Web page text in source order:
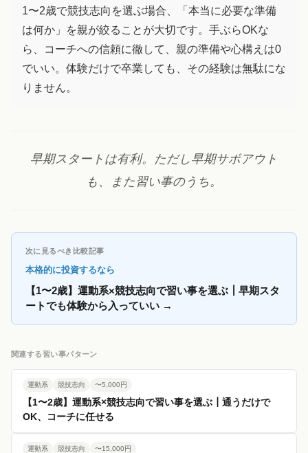
1〜2歳で競技志向を選ぶ場合、「本当に必要な準備
は何か」を親が絞ることが大切です。手ぶらOKな
ら、コーチへの信頼に徹して、親の準備や心構えは0
でいい。体験だけで卒業しても、その経験は無駄にな
りません。
早期スタートは有利。ただし早期サボアウト
も、また習い事のうち。
次に見るべき比較記事
本格的に投資するなら
【1〜2歳】運動系×競技志向で習い事を選ぶ┃早期スタ
ートでも体験から入っていい →
関連する習い事パターン
運動系 競技志向 〜5,000円
【1〜2歳】運動系×競技志向で習い事を選ぶ┃通うだけで
OK、コーチに任せる
運動系 競技志向 〜15,000円